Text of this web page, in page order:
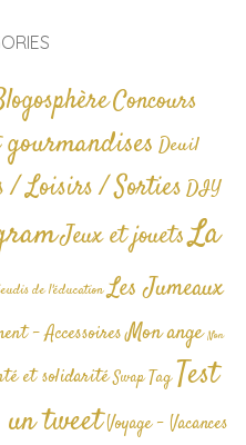
Concours
Deuil
/ Loisirs / SortiesDIY
Jeux et jouetsLa
de l'éducation Les Jumeaux
- AccessoiresMon ange Non
et solidarité Swap TagTest
un tweetVoyage - Vacances